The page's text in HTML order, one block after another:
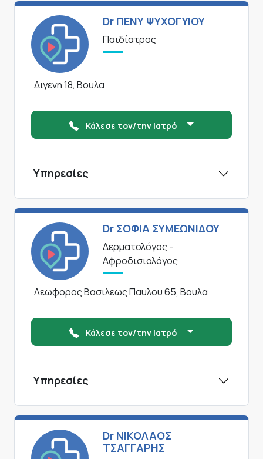
Dr ΠΕΝΥ ΨΥΧΟΓΥΙΟΥ
Παιδίατρος
Διγενη 18, Βουλα
Κάλεσε τον/την Ιατρό
Υπηρεσίες
Dr ΣΟΦΙΑ ΣΥΜΕΩΝΙΔΟΥ
Δερματολόγος -
Αφροδισιολόγος
Λεωφορος Βασιλεως Παυλου 65, Βουλα
Κάλεσε τον/την Ιατρό
Υπηρεσίες
Dr ΝΙΚΟΛΑΟΣ
ΤΣΑΓΓΑΡΗΣ